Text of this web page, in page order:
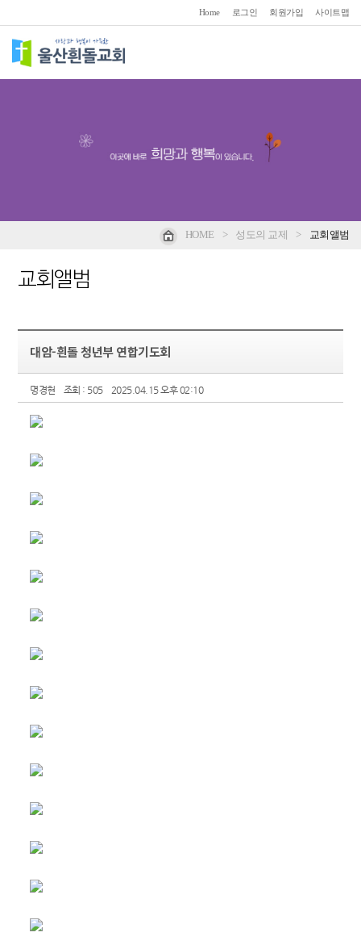
Home 로그인 회원가입 사이트맵
HOME > 성도의 교제 > 교회앨범
교회앨범
대암-흰돌 청년부 연합기도회
명경현 조회 : 505 2025.04.15 오후 02:10